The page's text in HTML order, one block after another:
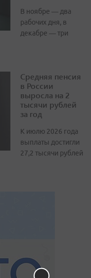
В ноябре — два
рабочих дня, в
декабре — три
Средняя пенсия
в России
выросла на 2
тысячи рублей
за год
К июлю 2026 года
выплаты достигли
27,2 тысячи рублей